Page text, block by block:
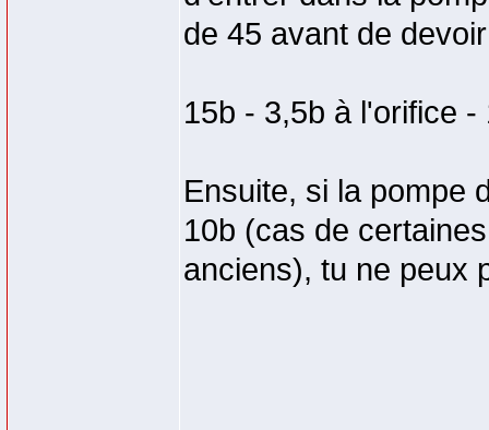
de 45 avant de
15b - 3,5b à l'orifice
Ensuite, si la pompe
10b (cas de
anciens), tu ne peux